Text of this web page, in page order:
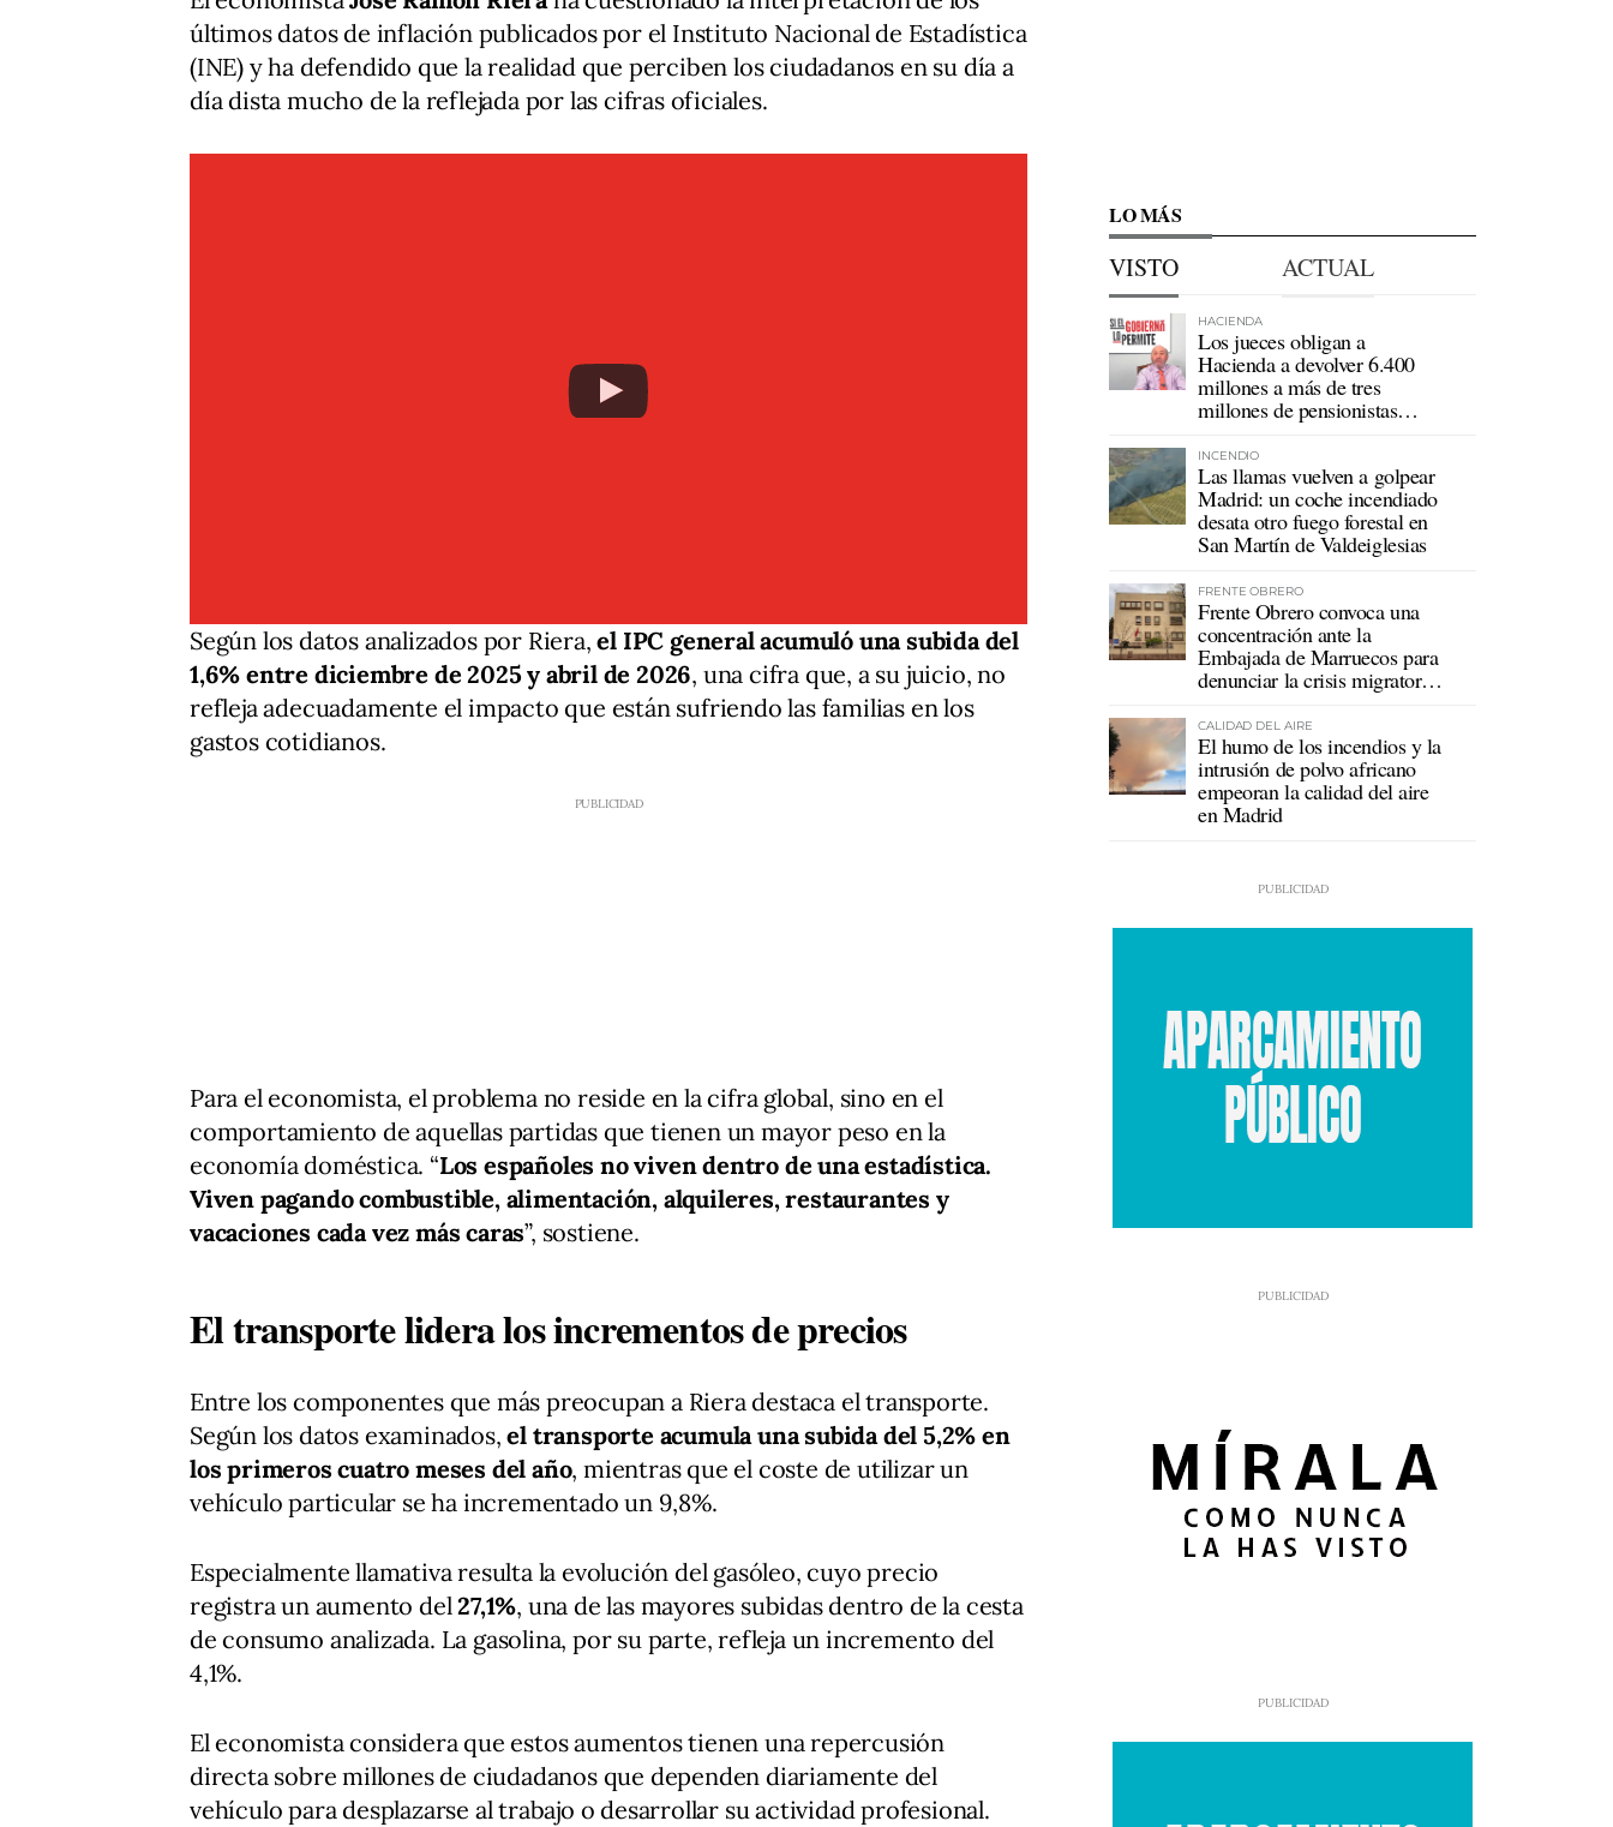
últimos datos de inflación publicados por el Instituto Nacional de Estadística
(INE) y ha defendido que la realidad que perciben los ciudadanos en su día a
día dista mucho de la reflejada por las cifras oficiales.
Según los datos analizados por Riera,el IPC general acumuló una subida del
1,6% entre diciembre de 2025 y abril de 2026, una cifra que, a su juicio, no
refleja adecuadamente el impacto que están sufriendo las familias en los
gastos cotidianos.
Para el economista, el problema no reside en la cifra global, sino en el
comportamiento de aquellas partidas que tienen un mayor peso en la
economía doméstica. “Los españoles no viven dentro de una estadística.
Viven pagando combustible, alimentación, alquileres, restaurantes y
vacaciones cada vez más caras”, sostiene.
El transporte lidera los incrementos de precios
Entre los componentes que más preocupan a Riera destaca el transporte.
Según los datos examinados,el transporte acumula una subida del 5,2% en
los primeros cuatro meses del año, mientras que el coste de utilizar un
vehículo particular se ha incrementado un 9,8%.
Especialmente llamativa resulta la evolución del gasóleo, cuyo precio
registra un aumento del27,1%, una de las mayores subidas dentro de la cesta
de consumo analizada. La gasolina, por su parte, refleja un incremento del
4,1%.
El economista considera que estos aumentos tienen una repercusión
directa sobre millones de ciudadanos que dependen diariamente del
vehículo para desplazarse al trabajo o desarrollar su actividad profesional.
LO MÁS
VISTO ACTUAL
HACIENDA
Los jueces obligan a
Hacienda a devolver 6.400
millones a más de tres
millones de pensionistas
INCENDIO
Las llamas vuelven a golpear
Madrid: un coche incendiado
desata otro fuego forestal en
San Martín de Valdeiglesias
FRENTE OBRERO
Frente Obrero convoca una
concentración ante la
Embajada de Marruecos para
denunciar la crisis migratoria
CALIDAD DEL AIRE
El humo de los incendios y la
intrusión de polvo africano
empeoran la calidad del aire
en Madrid